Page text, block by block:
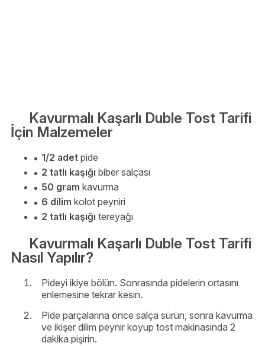
Kavurmalı Kaşarlı Duble Tost Tarifi
İçin Malzemeler
1/2 adet pide
2 tatlı kaşığı biber salçası
50 gram kavurma
6 dilim kolot peyniri
2 tatlı kaşığı tereyağı
Kavurmalı Kaşarlı Duble Tost Tarifi
Nasıl Yapılır?
Pideyi ikiye bölün. Sonrasında pidelerin ortasını
enlemesine tekrar kesin.
Pide parçalarına önce salça sürün, sonra kavurma
ve ikişer dilim peynir koyup tost makinasında 2
dakika pişirin.